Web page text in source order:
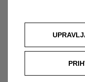
emisija CO₂
l/100 km i 110 –
km i 119 – 122 g/
i 124 – 128 g/km,
121 g/km, Opel